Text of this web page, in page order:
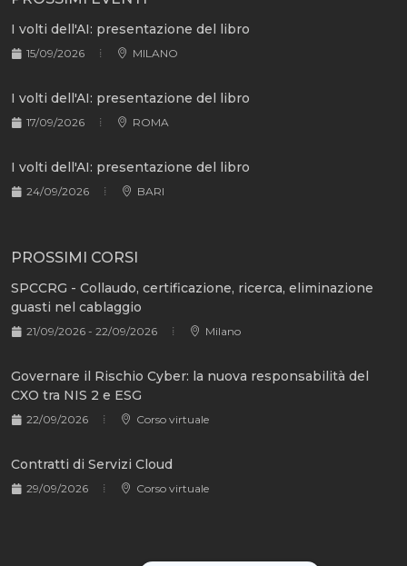
I volti dell'AI: presentazione del libro
15/09/2026 MILANO
I volti dell'AI: presentazione del libro
17/09/2026 ROMA
I volti dell'AI: presentazione del libro
24/09/2026 BARI
PROSSIMI CORSI
SPCCRG - Collaudo, certificazione, ricerca, eliminazione
guasti nel cablaggio
21/09/2026 - 22/09/2026 Milano
Governare il Rischio Cyber: la nuova responsabilità del
CXO tra NIS 2 e ESG
22/09/2026 Corso virtuale
Contratti di Servizi Cloud
29/09/2026 Corso virtuale